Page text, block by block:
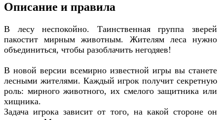
Описание и правила
В лесу неспокойно. Таинственная группа зверей
пакостит мирным животным. Жителям леса нужно
объединиться, чтобы разоблачить негодяев!
В новой версии всемирно известной игры вы станете
лесными жителями. Каждый игрок получит секретную
роль: мирного животного, их смелого защитника или
хищника.
Задача игрока зависит от того, на какой стороне он